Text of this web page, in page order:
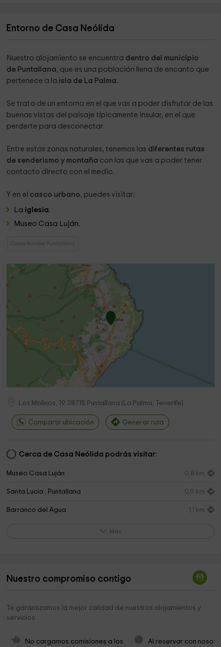
Entorno de Casa Neólida
Nuestro alojamiento se encuentra dentro del municipio
de Puntallana, que es una población llena de encanto que
pertenece a la isla de La Palma.
Se trata de un entorno en el que vas a poder disfrutar de las
buenas vistas del paisaje típicamente insular, en el que
perderte para desconectar.
Entre estas zonas naturales, tenemos las diferentes rutas
de senderismo y montaña con las que vas a poder tener
contacto directo con el medio.
Y en el casco urbano, puedes visitar:
La iglesia.
Museo Casa Luján.
Casas Rurales Puntallana
Los Molinos, 19 38715 Puntallana ( La Palma, Tenerife)
Compartir ubicación Generar ruta
Cerca de Casa Neólida podrás visitar:
Museo Casa Luján 0,8 km
Santa Lucia ; Puntallana 0,9 km
Barranco del Agua 1,1 km
Museo Naval - Barco de la Virgen 5,3 km
Insular Museum of La Palma
Ermita de San José
Más
Nuestro compromiso contigo
Te garantizamos la mejor calidad de nuestros alojamientos y
servicios
No cargamos comisiones a los
Al reservar con